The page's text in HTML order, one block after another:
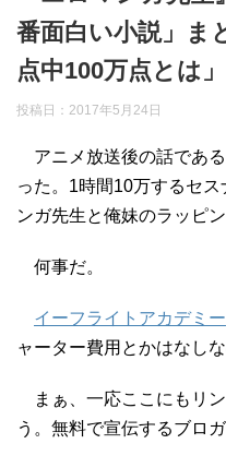
番面白い小説」ま
点中100万点とは」
投稿日： 2017年5月24日
アニメ放送後の話であ
った。1時間10万するセ
ンガ先生と俺妹のラッピ
何事だ。
イーフライトアカデミー
ャーター費用とかはなし
まぁ、一応ここにもリ
う。無料で宣伝するブロガ